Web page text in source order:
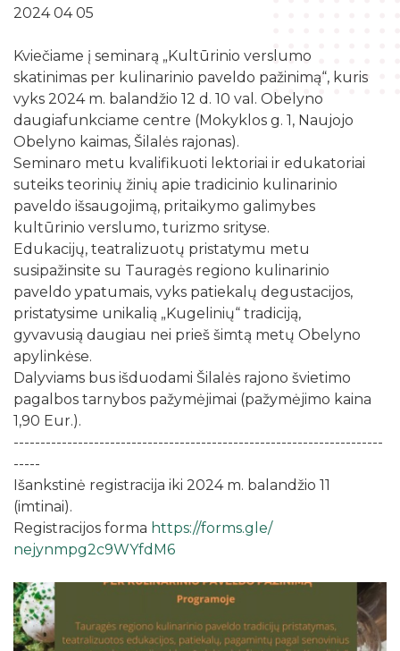
Robotikos užsiėmimai
Ekskursijos
Skaitmeninio raštingumo mokymai
Kūrybinė, inžinerinė ir programavimo įranga
Žaisloteka
Mokamos paslaugos
Bibliotekos išleisti leidiniai
Kraštotyrinė medžiaga apie Šilalės rajoną
Šilališkiai Baltijos kelyje
Upynos etnokultūros paveldas
Maršrutai po Šilalės kraštą
Suskaitmenintas kultūros paveldas
Viešieji pirkimai
Biudžeto suvestinė
Finansinių ataskaitų rinkiniai
Tarnybiniai lengvieji automobiliai
Lėšos veiklai viešinti
Laisvos darbo vietos
Filialai
Struktūra
Šilalės rajono literatų klubas „Versmė“
Vaikų klubas „Nykštukas“
2024 04 05
Kviečiame į seminarą „Kultūrinio verslumo
skatinimas per kulinarinio paveldo pažinimą“, kuris
vyks 2024 m. balandžio 12 d. 10 val. Obelyno
daugiafunkciame centre (Mokyklos g. 1, Naujojo
Obelyno kaimas, Šilalės rajonas).
Seminaro metu kvalifikuoti lektoriai ir edukatoriai
suteiks teorinių žinių apie tradicinio kulinarinio
paveldo išsaugojimą, pritaikymo galimybes
kultūrinio verslumo, turizmo srityse.
Edukacijų, teatralizuotų pristatymu metu
susipažinsite su Tauragės regiono kulinarinio
paveldo ypatumais, vyks patiekalų degustacijos,
pristatysime unikalią „Kugelinių“ tradiciją,
gyvavusią daugiau nei prieš šimtą metų Obelyno
apylinkėse.
Dalyviams bus išduodami Šilalės rajono švietimo
pagalbos tarnybos pažymėjimai (pažymėjimo kaina
1,90 Eur.).
---------------------------------------------------------------------
-----
Išankstinė registracija iki 2024 m. balandžio 11
(imtinai).
Registracijos forma https://forms.gle/
nejynmpg2c9WYfdM6